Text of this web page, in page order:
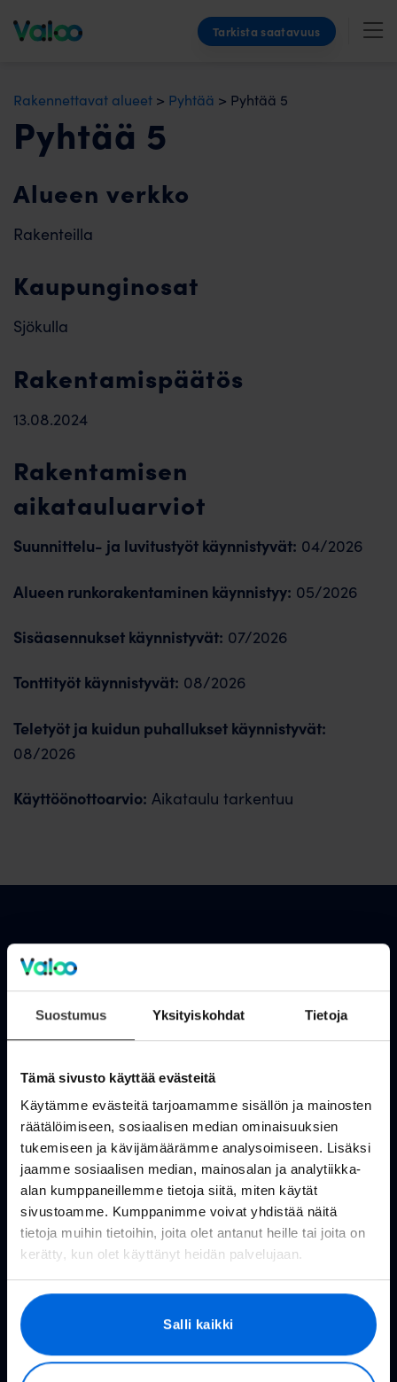
Suostumus Yksityiskohdat Tietoja
Tämä sivusto käyttää evästeitä
Käytämme evästeitä tarjoamamme sisällön ja mainosten
räätälöimiseen, sosiaalisen median ominaisuuksien
tukemiseen ja kävijämäärämme analysoimiseen. Lisäksi
jaamme sosiaalisen median, mainosalan ja analytiikka-
alan kumppaneillemme tietoja siitä, miten käytät
sivustoamme. Kumppanimme voivat yhdistää näitä
tietoja muihin tietoihin, joita olet antanut heille tai joita on
kerätty, kun olet käyttänyt heidän palvelujaan.
Salli kaikki
Tarkista saatavuus
Rakennettavat alueet > Pyhtää > Pyhtää 5
Pyhtää 5
Alueen verkko
Rakenteilla
Kaupunginosat
Sjökulla
Rakentamispäätös
13.08.2024
Rakentamisen
aikatauluarviot
Suunnittelu- ja luvitustyöt käynnistyvät: 04/2026
Alueen runkorakentaminen käynnistyy: 05/2026
Sisäasennukset käynnistyvät: 07/2026
Tonttityöt käynnistyvät: 08/2026
Teletyöt ja kuidun puhallukset käynnistyvät:
08/2026
Käyttöönottoarvio: Aikataulu tarkentuu
Asiakastuki
Asiakaspalvelu
Tukisivusto
Huolto- ja häiriötiedotteet
Valoo kokemuksia
In English
Valokuitu kuluttajille
Rakennettavat alueet
Valokuitu kotiin
Reitittimet